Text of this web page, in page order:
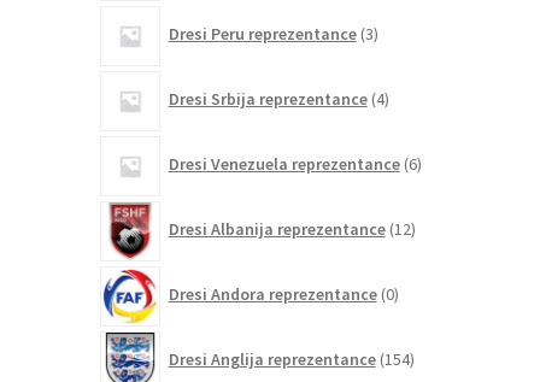
Dresi Peru reprezentance 3izdelki
Dresi Srbija reprezentance 4izdelki
Dresi Venezuela reprezentance 6izdelkov
Dresi Albanija reprezentance 12izdelkov
Dresi Andora reprezentance 0izdelkov
Dresi Anglija reprezentance 154izdelkov